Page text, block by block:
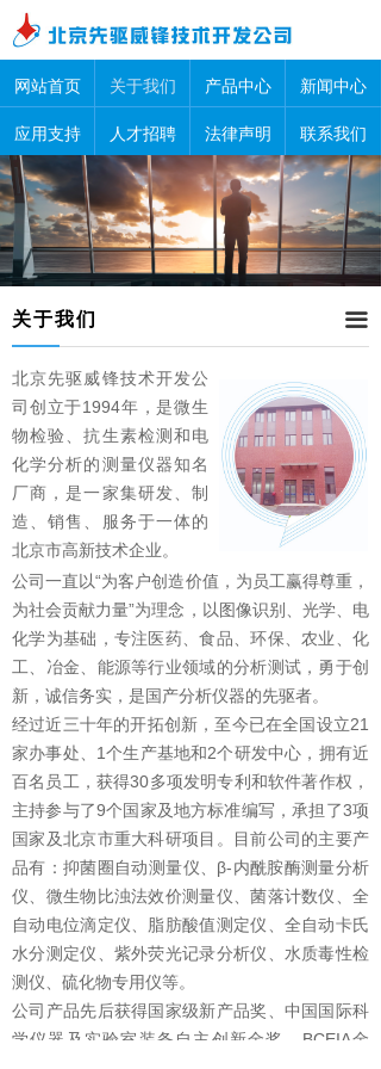
网站首页 关于我们 产品中心 新闻中心
应用支持 人才招聘 法律声明 联系我们
关于我们 끀
北京先驱威锋技术开发公
司创立于1994年，是微生
物检验、抗生素检测和电
化学分析的测量仪器知名
厂商，是一家集研发、制
造、销售、服务于一体的
北京市高新技术企业。
公司一直以“为客户创造价值，为员工赢得尊重，
为社会贡献力量”为理念，以图像识别、光学、电
化学为基础，专注医药、食品、环保、农业、化
工、冶金、能源等行业领域的分析测试，勇于创
新，诚信务实，是国产分析仪器的先驱者。
经过近三十年的开拓创新，至今已在全国设立21
家办事处、1个生产基地和2个研发中心，拥有近
百名员工，获得30多项发明专利和软件著作权，
主持参与了9个国家及地方标准编写，承担了3项
国家及北京市重大科研项目。目前公司的主要产
品有：抑菌圈自动测量仪、β-内酰胺酶测量分析
仪、微生物比浊法效价测量仪、菌落计数仪、全
自动电位滴定仪、脂肪酸值测定仪、全自动卡氏
水分测定仪、紫外荧光记录分析仪、水质毒性检
测仪、硫化物专用仪等。
公司产品先后获得国家级新产品奖、中国国际科
学仪器及实验室装备自主创新金奖、BCEIA金